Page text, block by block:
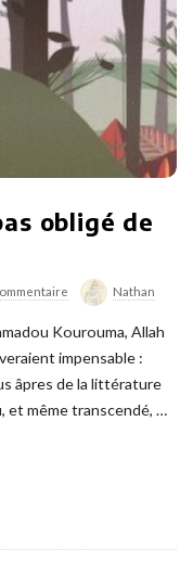
obligé de
Nathan
Kourouma, Allah
impensable :
âpres de la littérature
et même transcendé, …